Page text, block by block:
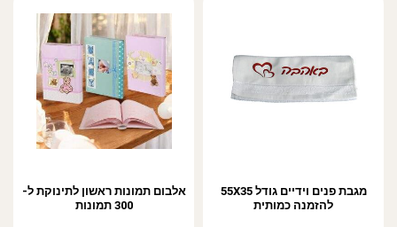
מגבת פנים וידיים גודל 55X35
להזמנה כמותית
אלבום תמונות ראשון לתינוקת ל-
300 תמונות